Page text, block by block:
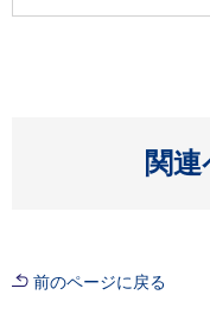
関
前のページに戻る